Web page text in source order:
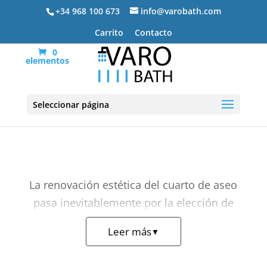
+34 968 100 673
info@varobath.com
Carrito
Contacto
0
elementos
Seleccionar página
Muebles de baño modernos
La renovación estética del cuarto de aseo
pasa inevitablemente por la elección de
muebles de baño modernosque reflejen
las tendencias más limpias y actuales del
Leer más▼